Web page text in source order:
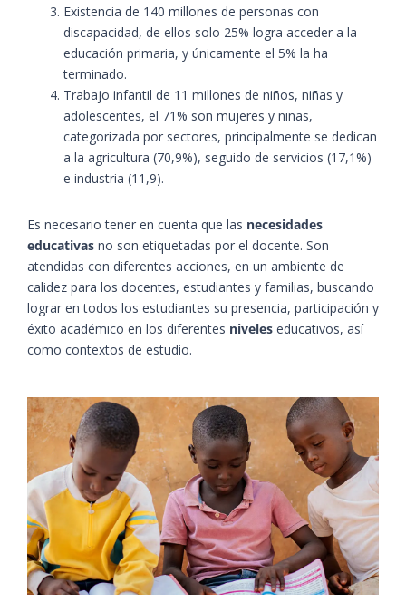
Existencia de 140 millones de personas con
discapacidad, de ellos solo 25% logra acceder a la
educación primaria, y únicamente el 5% la ha
terminado.
Trabajo infantil de 11 millones de niños, niñas y
adolescentes, el 71% son mujeres y niñas,
categorizada por sectores, principalmente se dedican
a la agricultura (70,9%), seguido de servicios (17,1%)
e industria (11,9).
Es necesario tener en cuenta que las necesidades
educativas no son etiquetadas por el docente. Son
atendidas con diferentes acciones, en un ambiente de
calidez para los docentes, estudiantes y familias, buscando
lograr en todos los estudiantes su presencia, participación y
éxito académico en los diferentes niveles educativos, así
como contextos de estudio.